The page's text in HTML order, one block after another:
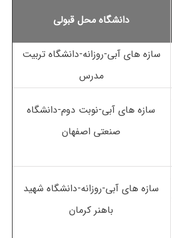
دانشگاه محل قبولی
سازه های آبی-روزانه-دانشگاه تربیت
مدرس
سازه های آبی-نوبت دوم-دانشگاه
صنعتی اصفهان
سازه های آبی-روزانه-دانشگاه شهید
باهنر کرمان